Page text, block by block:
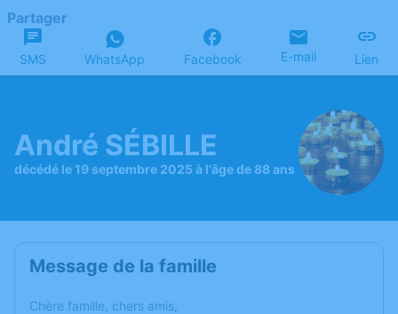
Partager
SMS WhatsApp Facebook E-mail Lien
André SÉBILLE
décédé le 19 septembre 2025 à l'âge de 88 ans
Message de la famille
Chère famille, chers amis,